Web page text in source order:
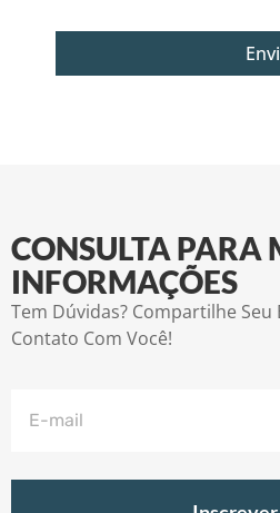
CONSULTA PARA
INFORMAÇÕES
Tem Dúvidas? Compartilhe Seu
Contato Com Você!